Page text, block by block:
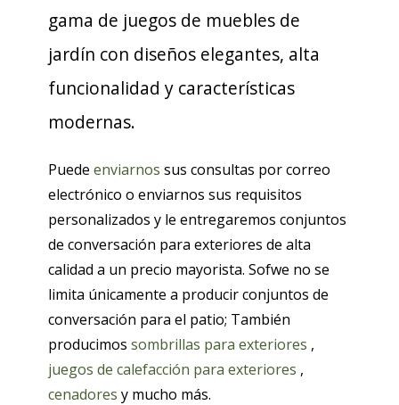
gama de juegos de muebles de
jardín con diseños elegantes, alta
funcionalidad y características
modernas.
Puede enviarnos sus consultas por correo
electrónico o enviarnos sus requisitos
personalizados y le entregaremos conjuntos
de conversación para exteriores de alta
calidad a un precio mayorista. Sofwe no se
limita únicamente a producir conjuntos de
conversación para el patio; También
producimos sombrillas para exteriores ,
juegos de calefacción para exteriores ,
cenadores y mucho más.